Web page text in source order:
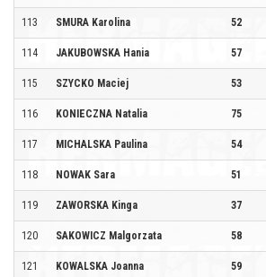
113 SMURA Karolina 52
114 JAKUBOWSKA Hania 57
115 SZYCKO Maciej 53
116 KONIECZNA Natalia 75
117 MICHALSKA Paulina 54
118 NOWAK Sara 51
119 ZAWORSKA Kinga 37
120 SAKOWICZ Malgorzata 58
121 KOWALSKA Joanna 59